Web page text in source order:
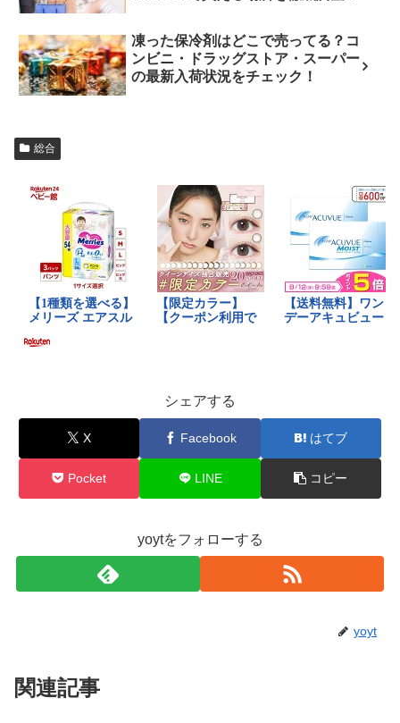
凍った保冷剤はどこで売ってる？コ
ンビニ・ドラッグストア・スーパー
の最新入荷状況をチェック！
総合
シェアする
X Facebook はてブ
Pocket LINE コピー
yoytをフォローする
yoyt
関連記事